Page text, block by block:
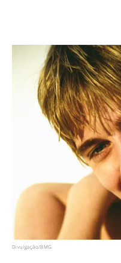
Divulgação/BMG